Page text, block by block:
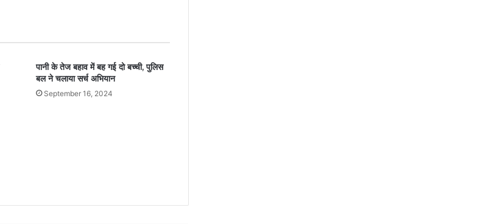
पानी के तेज बहाव में बह गई दो बच्ची, पुलिस
बल ने चलाया सर्च अभियान
September 16, 2024